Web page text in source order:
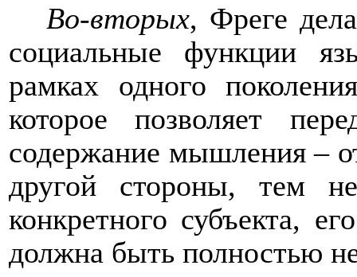
Во-вторых, Фреге
социальные функции
рамках одного
которое позволяет
содержание мышления –
другой стороны, тем
конкретного субъекта,
должна быть полностью